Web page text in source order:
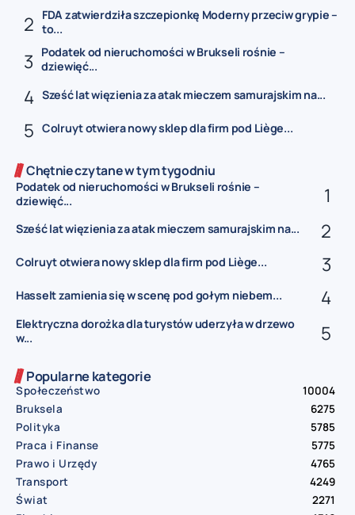
FDA zatwierdziła szczepionkę Moderny przeciw grypie –
to...
Podatek od nieruchomości w Brukseli rośnie –
dziewięć...
Sześć lat więzienia za atak mieczem samurajskim na...
Colruyt otwiera nowy sklep dla firm pod Liège...
Chętnie czytane w tym tygodniu
Podatek od nieruchomości w Brukseli rośnie –
dziewięć...
Sześć lat więzienia za atak mieczem samurajskim na...
Colruyt otwiera nowy sklep dla firm pod Liège...
Hasselt zamienia się w scenę pod gołym niebem...
Elektryczna dorożka dla turystów uderzyła w drzewo
w...
Popularne kategorie
Społeczeństwo
10004
Bruksela
6275
Polityka
5785
Praca i Finanse
5775
Prawo i Urzędy
4765
Transport
4249
Świat
2271